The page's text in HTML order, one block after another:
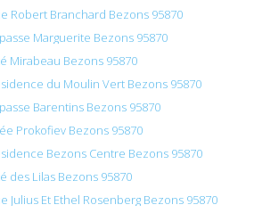
Robert Branchard Bezons 95870
Marguerite Bezons 95870
Mirabeau Bezons 95870
du Moulin Vert Bezons 95870
Barentins Bezons 95870
Prokofiev Bezons 95870
Bezons Centre Bezons 95870
des Lilas Bezons 95870
Julius Et Ethel Rosenberg Bezons 95870